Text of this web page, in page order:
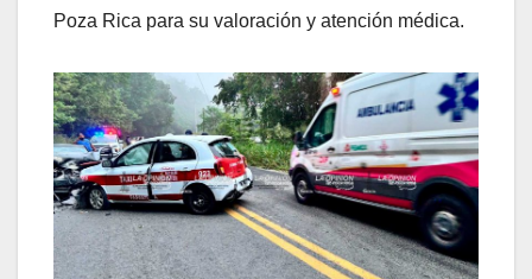
Poza Rica para su valoración y atención médica.